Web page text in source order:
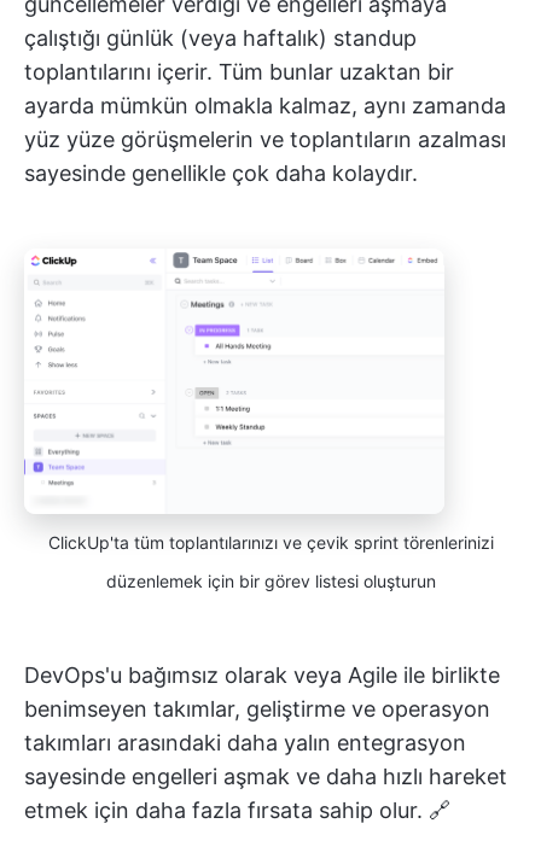
çalıştığı günlük (veya haftalık) standup
toplantılarını içerir. Tüm bunlar uzaktan bir
ayarda mümkün olmakla kalmaz, aynı zamanda
yüz yüze görüşmelerin ve toplantıların azalması
sayesinde genellikle çok daha kolaydır.
ClickUp'ta tüm toplantılarınızı ve çevik sprint törenlerinizi
düzenlemek için bir görev listesi oluşturun
DevOps'u bağımsız olarak veya Agile ile birlikte
benimseyen takımlar, geliştirme ve operasyon
takımları arasındaki daha yalın entegrasyon
sayesinde engelleri aşmak ve daha hızlı hareket
etmek için daha fazla fırsata sahip olur. 🔗